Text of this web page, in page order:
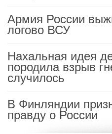
Армия России
логово ВСУ
Нахальная идея
породила взрыв
случилось
В Финляндии
правду о России